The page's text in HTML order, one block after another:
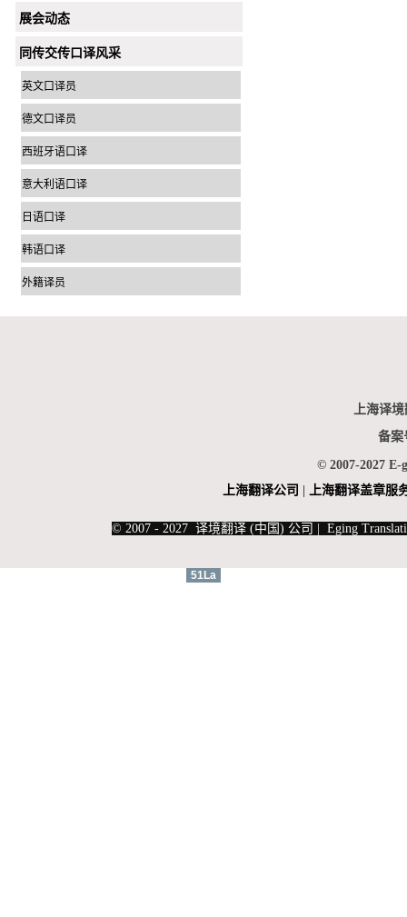
展会动态
同传交传口译风采
英文口译员
德文口译员
西班牙语口译
意大利语口译
日语口译
韩语口译
外籍译员
上海译
备案
© 2007-2027 E-
上海翻译公司 上海翻译盖章服
© 2007 - 2027 译境翻译 (中国) 公司 | Eging
51La